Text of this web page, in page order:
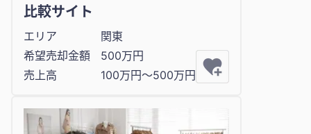
比較サイト
エリア
関東
希望売却金額
500万円
売上高
100万円〜500万円